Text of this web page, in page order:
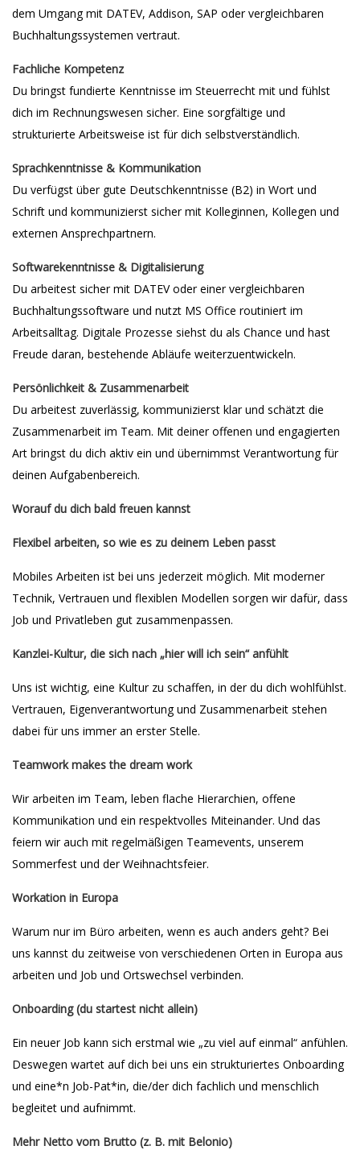
dem Umgang mit DATEV, Addison, SAP oder vergleichbaren
Buchhaltungssystemen vertraut.
Fachliche Kompetenz
Du bringst fundierte Kenntnisse im Steuerrecht mit und fühlst
dich im Rechnungswesen sicher. Eine sorgfältige und
strukturierte Arbeitsweise ist für dich selbstverständlich.
Sprachkenntnisse & Kommunikation
Du verfügst über gute Deutschkenntnisse (B2) in Wort und
Schrift und kommunizierst sicher mit Kolleginnen, Kollegen und
externen Ansprechpartnern.
Softwarekenntnisse & Digitalisierung
Du arbeitest sicher mit DATEV oder einer vergleichbaren
Buchhaltungssoftware und nutzt MS Office routiniert im
Arbeitsalltag. Digitale Prozesse siehst du als Chance und hast
Freude daran, bestehende Abläufe weiterzuentwickeln.
Persönlichkeit & Zusammenarbeit
Du arbeitest zuverlässig, kommunizierst klar und schätzt die
Zusammenarbeit im Team. Mit deiner offenen und engagierten
Art bringst du dich aktiv ein und übernimmst Verantwortung für
deinen Aufgabenbereich.
Worauf du dich bald freuen kannst
Flexibel arbeiten, so wie es zu deinem Leben passt
Mobiles Arbeiten ist bei uns jederzeit möglich. Mit moderner
Technik, Vertrauen und flexiblen Modellen sorgen wir dafür, dass
Job und Privatleben gut zusammenpassen.
Kanzlei-Kultur, die sich nach „hier will ich sein“ anfühlt
Uns ist wichtig, eine Kultur zu schaffen, in der du dich wohlfühlst.
Vertrauen, Eigenverantwortung und Zusammenarbeit stehen
dabei für uns immer an erster Stelle.
Teamwork makes the dream work
Wir arbeiten im Team, leben flache Hierarchien, offene
Kommunikation und ein respektvolles Miteinander. Und das
feiern wir auch mit regelmäßigen Teamevents, unserem
Sommerfest und der Weihnachtsfeier.
Workation in Europa
Warum nur im Büro arbeiten, wenn es auch anders geht? Bei
uns kannst du zeitweise von verschiedenen Orten in Europa aus
arbeiten und Job und Ortswechsel verbinden.
Onboarding (du startest nicht allein)
Ein neuer Job kann sich erstmal wie „zu viel auf einmal“ anfühlen.
Deswegen wartet auf dich bei uns ein strukturiertes Onboarding
und eine*n Job-Pat*in, die/der dich fachlich und menschlich
begleitet und aufnimmt.
Mehr Netto vom Brutto (z. B. mit Belonio)